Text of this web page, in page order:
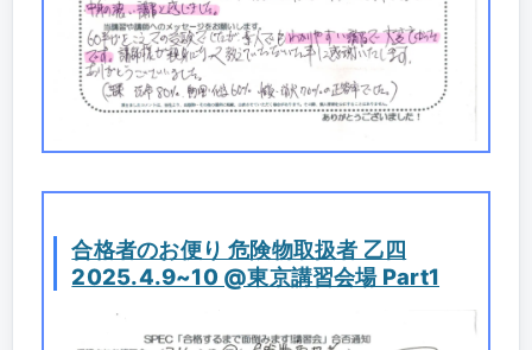
合格者のお便り 危険物取扱者 乙四
2025.4.9~10 @東京講習会場 Part1